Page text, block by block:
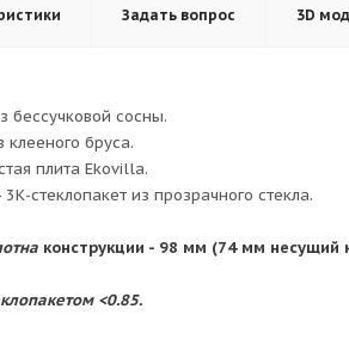
Задать вопрос 3D
бессучковой сосны.
клееного бруса.
плита Ekovilla.
стеклопакет из прозрачного стекла.
конструкции - 98 мм (74 мм несущий
<0.85.